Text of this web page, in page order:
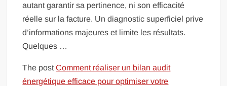
autant garantir sa pertinence, ni son efficacité
réelle sur la facture. Un diagnostic superficiel prive
d’informations majeures et limite les résultats.
Quelques …
The postComment réaliser un bilan audit
énergétique efficace pour optimiser votre